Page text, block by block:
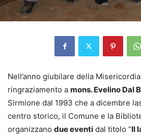
Nell’anno giubilare della
ringraziamento a mons. Evelino Dal
Sirmione dal 1993 che a dicembre
centro storico, il Comune e la
organizzano due eventi dal titolo “Il